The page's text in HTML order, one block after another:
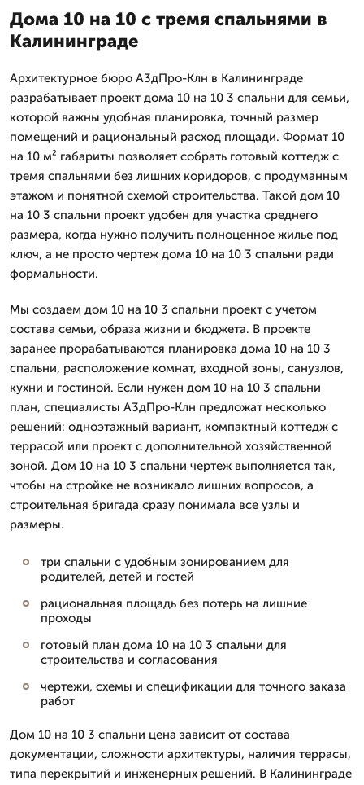
Дома 10 на 10 с тремя спальнями в
Калининграде
Архитектурное бюро А3дПро-Клн в Калининграде
разрабатывает проект дома 10 на 10 3 спальни для семьи,
которой важны удобная планировка, точный размер
помещений и рациональный расход площади. Формат 10
на 10 м² габариты позволяет собрать готовый коттедж с
тремя спальнями без лишних коридоров, с продуманным
этажом и понятной схемой строительства. Такой дом 10
на 10 3 спальни проект удобен для участка среднего
размера, когда нужно получить полноценное жилье под
ключ, а не просто чертеж дома 10 на 10 3 спальни ради
формальности.
Мы создаем дом 10 на 10 3 спальни проект с учетом
состава семьи, образа жизни и бюджета. В проекте
заранее прорабатываются планировка дома 10 на 10 3
спальни, расположение комнат, входной зоны, санузлов,
кухни и гостиной. Если нужен дом 10 на 10 3 спальни
план, специалисты А3дПро-Клн предложат несколько
решений: одноэтажный вариант, компактный коттедж с
террасой или проект с дополнительной хозяйственной
зоной. Дом 10 на 10 3 спальни чертеж выполняется так,
чтобы на стройке не возникало лишних вопросов, а
строительная бригада сразу понимала все узлы и
размеры.
три спальни с удобным зонированием для
родителей, детей и гостей
рациональная площадь без потерь на лишние
проходы
готовый план дома 10 на 10 3 спальни для
строительства и согласования
чертежи, схемы и спецификации для точного заказа
работ
Дом 10 на 10 3 спальни цена зависит от состава
документации, сложности архитектуры, наличия террасы,
типа перекрытий и инженерных решений. В Калининграде